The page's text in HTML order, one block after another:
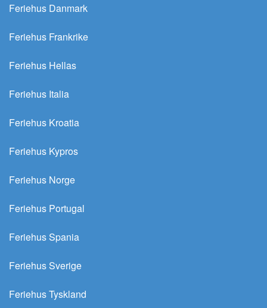
Feriehus Danmark
Feriehus Frankrike
Feriehus Hellas
Feriehus Italia
Feriehus Kroatia
Feriehus Kypros
Feriehus Norge
Feriehus Portugal
Feriehus Spania
Feriehus Sverige
Feriehus Tyskland